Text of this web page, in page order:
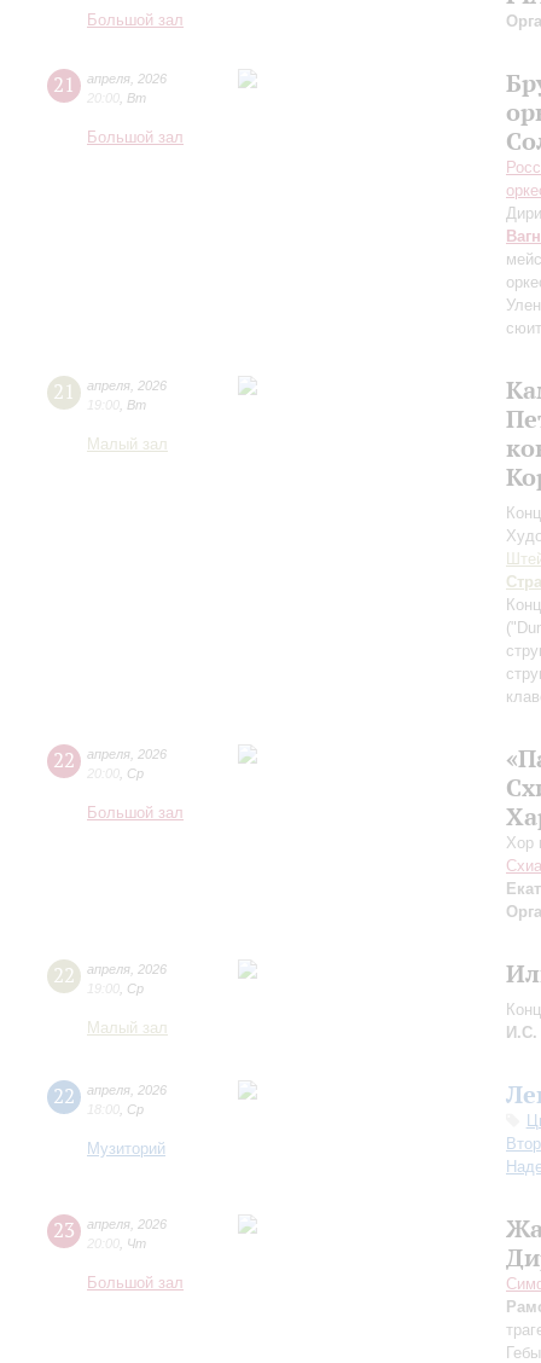
Большой зал
21 апреля 2026
20:00 Вт
Большой зал
21 апреля 2026
19:00 Вт
Малый зал
22 апреля 2026
20:00 Ср
Большой зал
Хор
22 апреля 2026
19:00 Ср
Малый зал
И.С.
22 апреля 2026
18:00 Ср
Музиторий
23 апреля 2026
20:00 Чт
Большой зал